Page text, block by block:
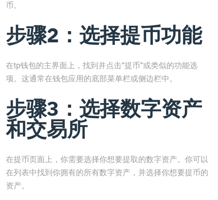
币。
步骤2：选择提币功能
在tp钱包的主界面上，找到并点击“提币”或类似的功能选
项。这通常在钱包应用的底部菜单栏或侧边栏中。
步骤3：选择数字资产
和交易所
在提币页面上，你需要选择你想要提取的数字资产。你可以
在列表中找到你拥有的所有数字资产，并选择你想要提币的
资产。